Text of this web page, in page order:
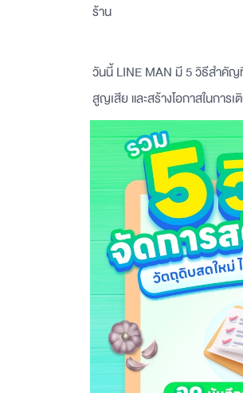
ร้าน
วันนี้ LINE MAN มี 5 วิธีสำคั
สูญเสีย และสร้างโอกาสในการ